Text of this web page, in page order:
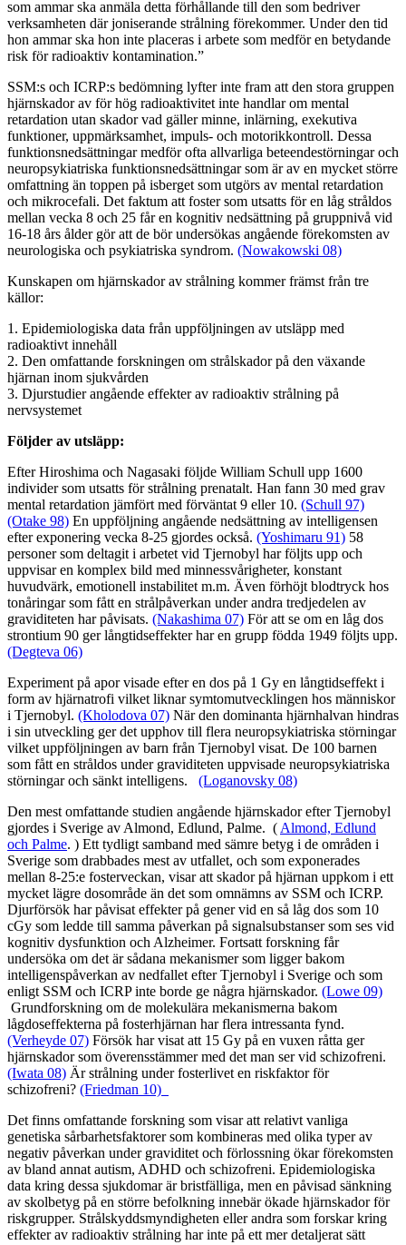
som ammar ska anmäla detta förhållande till den som bedriver
verksamheten där joniserande strålning förekommer. Under den tid
hon ammar ska hon inte placeras i arbete som medför en betydande
risk för radioaktiv kontamination.”
SSM:s och ICRP:s bedömning lyfter inte fram att den stora gruppen
hjärnskador av för hög radioaktivitet inte handlar om mental
retardation utan skador vad gäller minne, inlärning, exekutiva
funktioner, uppmärksamhet, impuls- och motorikkontroll. Dessa
funktionsnedsättningar medför ofta allvarliga beteendestörningar och
neuropsykiatriska funktionsnedsättningar som är av en mycket större
omfattning än toppen på isberget som utgörs av mental retardation
och mikrocefali. Det faktum att foster som utsatts för en låg stråldos
mellan vecka 8 och 25 får en kognitiv nedsättning på gruppnivå vid
16-18 års ålder gör att de bör undersökas angående förekomsten av
neurologiska och psykiatriska syndrom. (Nowakowski 08)
Kunskapen om hjärnskador av strålning kommer främst från tre
källor:
1. Epidemiologiska data från uppföljningen av utsläpp med
radioaktivt innehåll
2. Den omfattande forskningen om strålskador på den växande
hjärnan inom sjukvården
3. Djurstudier angående effekter av radioaktiv strålning på
nervsystemet
Följder av utsläpp:
Efter Hiroshima och Nagasaki följde William Schull upp 1600
individer som utsatts för strålning prenatalt. Han fann 30 med grav
mental retardation jämfört med förväntat 9 eller 10. (Schull 97)
(Otake 98) En uppföljning angående nedsättning av intelligensen
efter exponering vecka 8-25 gjordes också. (Yoshimaru 91) 58
personer som deltagit i arbetet vid Tjernobyl har följts upp och
uppvisar en komplex bild med minnessvårigheter, konstant
huvudvärk, emotionell instabilitet m.m. Även förhöjt blodtryck hos
tonåringar som fått en strålpåverkan under andra tredjedelen av
graviditeten har påvisats. (Nakashima 07) För att se om en låg dos
strontium 90 ger långtidseffekter har en grupp födda 1949 följts upp.
(Degteva 06)
Experiment på apor visade efter en dos på 1 Gy en långtidseffekt i
form av hjärnatrofi vilket liknar symtomutvecklingen hos människor
i Tjernobyl. (Kholodova 07) När den dominanta hjärnhalvan hindras
i sin utveckling ger det upphov till flera neuropsykiatriska störningar
vilket uppföljningen av barn från Tjernobyl visat. De 100 barnen
som fått en stråldos under graviditeten uppvisade neuropsykiatriska
störningar och sänkt intelligens. (Loganovsky 08)
Den mest omfattande studien angående hjärnskador efter Tjernobyl
gjordes i Sverige av Almond, Edlund, Palme. (Almond, Edlund
och Palme. ) Ett tydligt samband med sämre betyg i de områden i
Sverige som drabbades mest av utfallet, och som exponerades
mellan 8-25:e fosterveckan, visar att skador på hjärnan uppkom i ett
mycket lägre dosområde än det som omnämns av SSM och ICRP.
Djurförsök har påvisat effekter på gener vid en så låg dos som 10
cGy som ledde till samma påverkan på signalsubstanser som ses vid
kognitiv dysfunktion och Alzheimer. Fortsatt forskning får
undersöka om det är sådana mekanismer som ligger bakom
intelligenspåverkan av nedfallet efter Tjernobyl i Sverige och som
enligt SSM och ICRP inte borde ge några hjärnskador. (Lowe 09)
Grundforskning om de molekulära mekanismerna bakom
lågdoseffekterna på fosterhjärnan har flera intressanta fynd.
(Verheyde 07) Försök har visat att 15 Gy på en vuxen råtta ger
hjärnskador som överensstämmer med det man ser vid schizofreni.
(Iwata 08) Är strålning under fosterlivet en riskfaktor för
schizofreni? (Friedman 10)
Det finns omfattande forskning som visar att relativt vanliga
genetiska sårbarhetsfaktorer som kombineras med olika typer av
negativ påverkan under graviditet och förlossning ökar förekomsten
av bland annat autism, ADHD och schizofreni. Epidemiologiska
data kring dessa sjukdomar är bristfälliga, men en påvisad sänkning
av skolbetyg på en större befolkning innebär ökade hjärnskador för
riskgrupper. Strålskyddsmyndigheten eller andra som forskar kring
effekter av radioaktiv strålning har inte på ett mer detaljerat sätt